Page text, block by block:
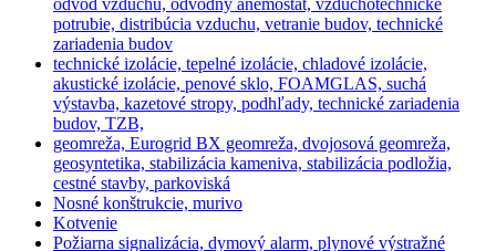
potrubie, distribúcia vzduchu, vetranie budov, technické
zariadenia budov
technické izolácie, tepelné izolácie, chladové izolácie,
akustické izolácie, penové sklo, FOAMGLAS, suchá
výstavba, kazetové stropy, podhľady, technické zariadenia
budov, TZB,
geomreža, Eurogrid BX geomreža, dvojosová geomreža,
geosyntetika, stabilizácia kameniva, stabilizácia podložia,
cestné stavby, parkoviská
Nosné konštrukcie, murivo
Kotvenie
Požiarna signalizácia, dymový alarm, plynové výstražné